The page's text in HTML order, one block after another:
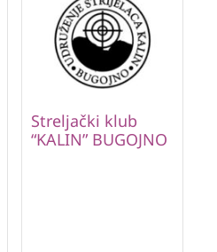
Streljački klub
“KALIN” BUGOJNO